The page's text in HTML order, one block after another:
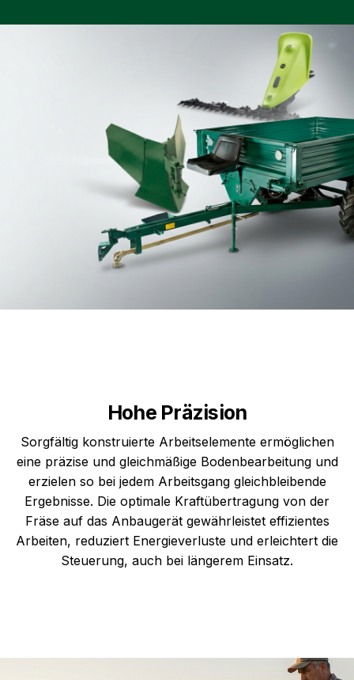
Hohe Präzision
Sorgfältig konstruierte Arbeitselemente ermöglichen
eine präzise und gleichmäßige Bodenbearbeitung und
erzielen so bei jedem Arbeitsgang gleichbleibende
Ergebnisse. Die optimale Kraftübertragung von der
Fräse auf das Anbaugerät gewährleistet effizientes
Arbeiten, reduziert Energieverluste und erleichtert die
Steuerung, auch bei längerem Einsatz.